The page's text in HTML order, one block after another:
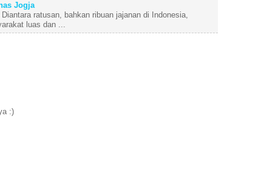
Jogja
ratusan, bahkan ribuan jajanan di Indonesia,
luas dan ...
:)